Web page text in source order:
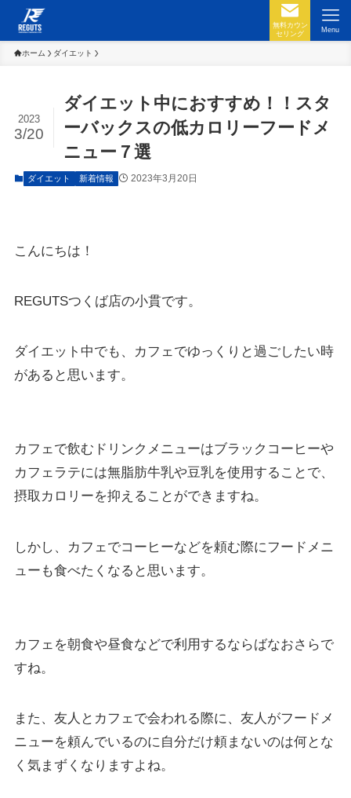
無料カウン
セリング
Menu
ホーム ダイエット
ダイエット中におすすめ！！スタ
ーバックスの低カロリーフードメ
ニュー７選
2023
3/20
ダイエット 新着情報 2023年3月20日
こんにちは！
REGUTSつくば店の小貫です。
ダイエット中でも、カフェでゆっくりと過ごしたい時
があると思います。
カフェで飲むドリンクメニューはブラックコーヒーや
カフェラテには無脂肪牛乳や豆乳を使用することで、
摂取カロリーを抑えることができますね。
しかし、カフェでコーヒーなどを頼む際にフードメニ
ューも食べたくなると思います。
カフェを朝食や昼食などで利用するならばなおさらで
すね。
また、友人とカフェで会われる際に、友人がフードメ
ニューを頼んでいるのに自分だけ頼まないのは何とな
く気まずくなりますよね。